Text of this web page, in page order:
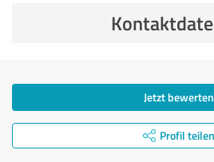
Jetzt bewerten
Profil teilen